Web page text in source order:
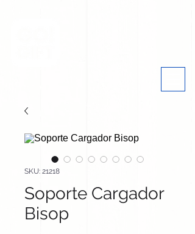
SKU: 21218
Soporte Cargador
Bisop